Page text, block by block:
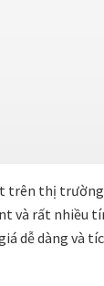
thị
và rất nhiều
dễ dàng và